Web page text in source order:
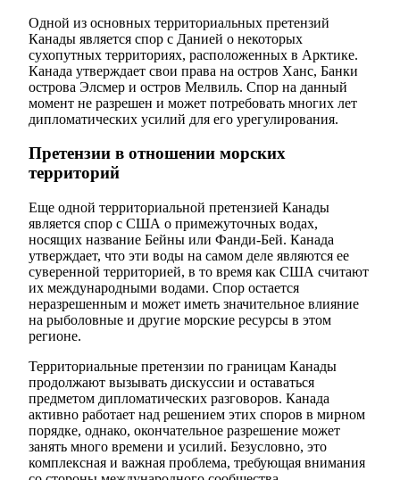
Одной из основных территориальных претензий
Канады является спор с Данией о некоторых
сухопутных территориях, расположенных в Арктике.
Канада утверждает свои права на остров Ханс, Банки
острова Элсмер и остров Мелвиль. Спор на данный
момент не разрешен и может потребовать многих лет
дипломатических усилий для его урегулирования.
Претензии в отношении морских
территорий
Еще одной территориальной претензией Канады
является спор с США о примежуточных водах,
носящих название Бейны или Фанди-Бей. Канада
утверждает, что эти воды на самом деле являются ее
суверенной территорией, в то время как США считают
их международными водами. Спор остается
неразрешенным и может иметь значительное влияние
на рыболовные и другие морские ресурсы в этом
регионе.
Территориальные претензии по границам Канады
продолжают вызывать дискуссии и оставаться
предметом дипломатических разговоров. Канада
активно работает над решением этих споров в мирном
порядке, однако, окончательное разрешение может
занять много времени и усилий. Безусловно, это
комплексная и важная проблема, требующая внимания